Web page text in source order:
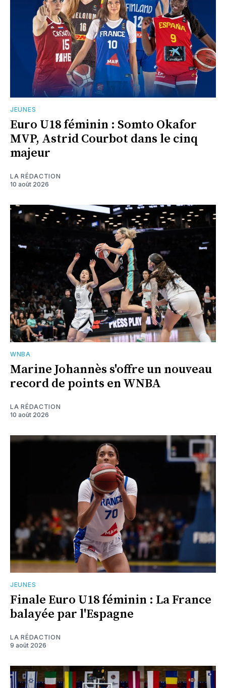
JEUNES
Euro U18 féminin : Somto Okafor
MVP, Astrid Courbot dans le cinq
majeur
LA RÉDACTION
10 août 2026
WNBA
Marine Johannès s'offre un nouveau
record de points en WNBA
LA RÉDACTION
10 août 2026
JEUNES
Finale Euro U18 féminin : La France
balayée par l'Espagne
LA RÉDACTION
9 août 2026